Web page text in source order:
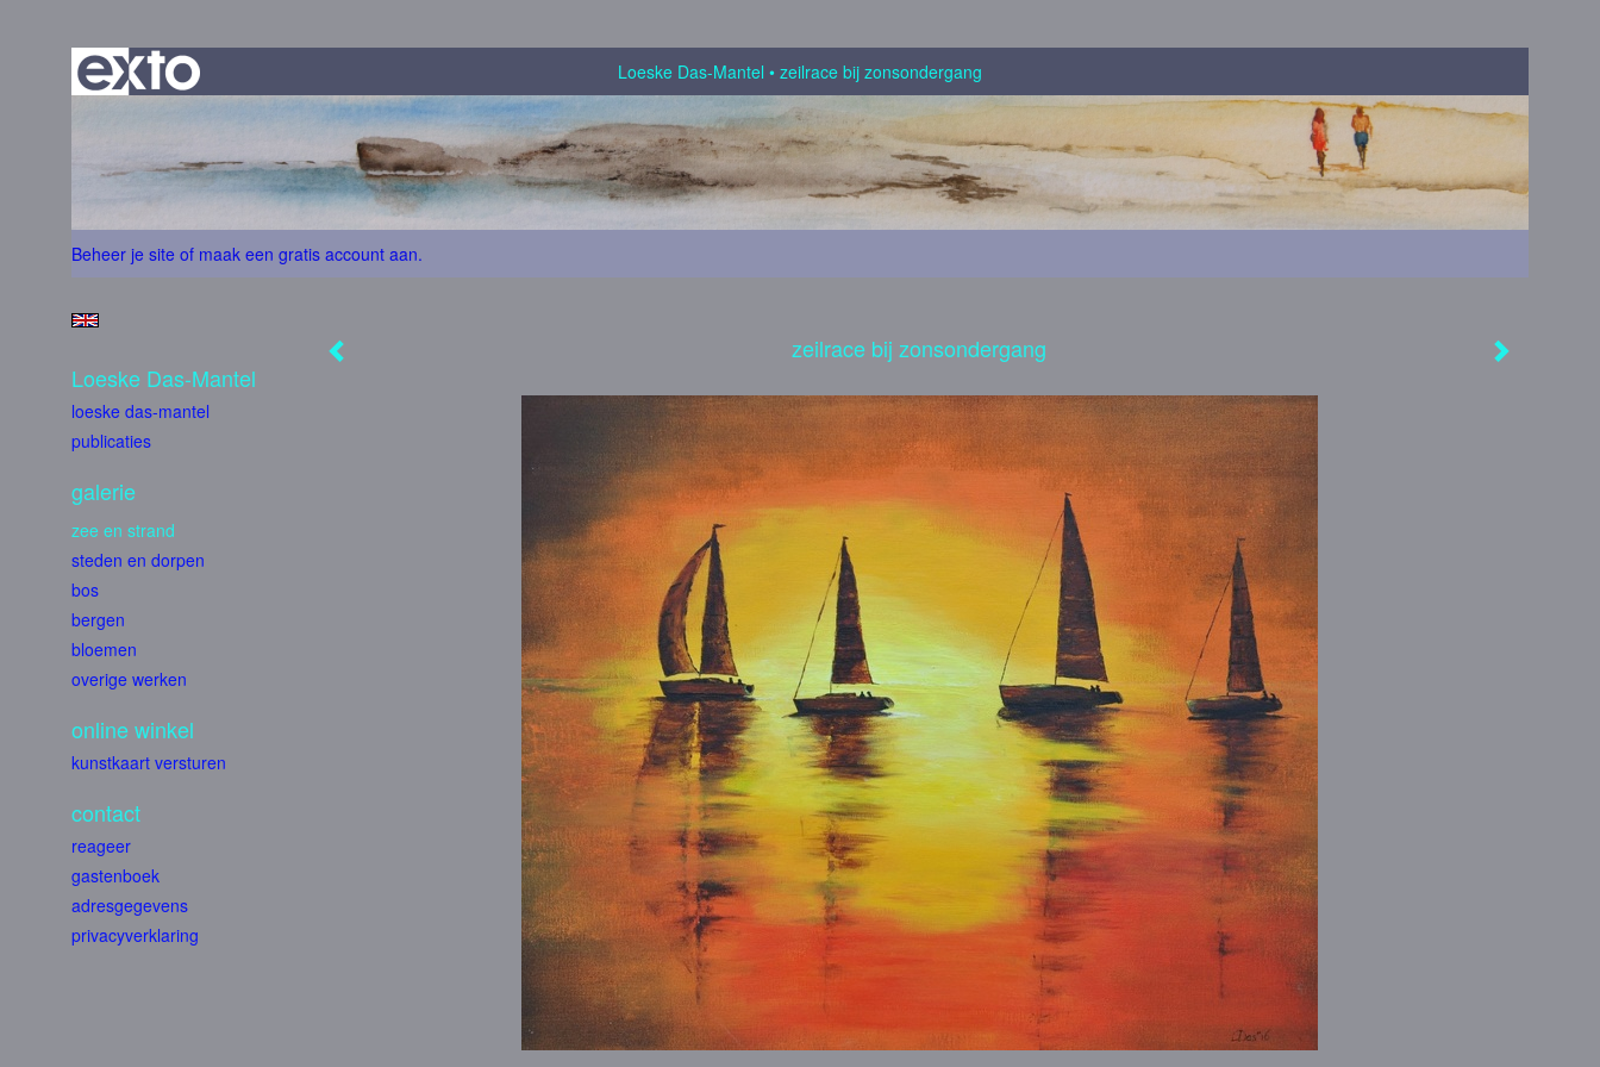
Loeske Das-Mantel zeilrace bij zonsondergang
Beheer je site of maak een gratis account aan.
zeilrace bij zonsondergang
Loeske Das-Mantel
loeske das-mantel
publicaties
galerie
zee en strand
steden en dorpen
bos
bergen
bloemen
overige werken
online winkel
kunstkaart versturen
contact
reageer
gastenboek
adresgegevens
privacyverklaring